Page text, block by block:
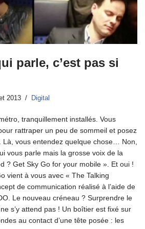
parle, c’est pas si
2013 Digital
tranquillement installés. Vous
rattraper un peu de sommeil et posez
Là, vous entendez quelque chose… Non,
vous parle mais la grosse voix de la
? Get Sky Go for your mobile ». Et oui !
vient à vous avec « The Talking
de communication réalisé à l’aide de
Le nouveau créneau ? Surprendre le
s’y attend pas ! Un boîtier est fixé sur
au contact d’une tête posée : les